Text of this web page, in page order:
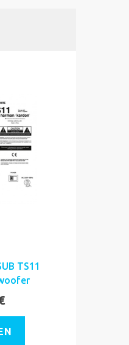
TS11